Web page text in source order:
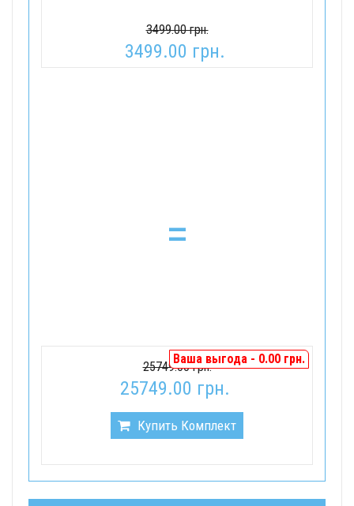
3499.00 грн.
3499.00 грн.
=
Ваша выгода - 0.00 грн.
25749.00 грн.
25749.00 грн.
Купить Комплект